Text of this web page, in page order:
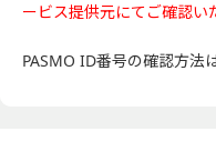
ービス提供元にてご確認い
PASMO ID番号の確認方法